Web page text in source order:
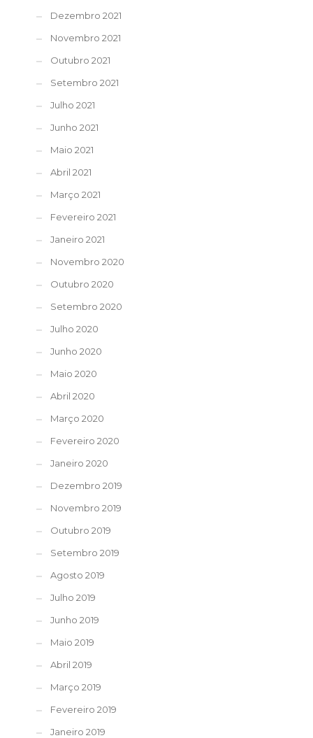
Dezembro 2021
Novembro 2021
Outubro 2021
Setembro 2021
Julho 2021
Junho 2021
Maio 2021
Abril 2021
Março 2021
Fevereiro 2021
Janeiro 2021
Novembro 2020
Outubro 2020
Setembro 2020
Julho 2020
Junho 2020
Maio 2020
Abril 2020
Março 2020
Fevereiro 2020
Janeiro 2020
Dezembro 2019
Novembro 2019
Outubro 2019
Setembro 2019
Agosto 2019
Julho 2019
Junho 2019
Maio 2019
Abril 2019
Março 2019
Fevereiro 2019
Janeiro 2019